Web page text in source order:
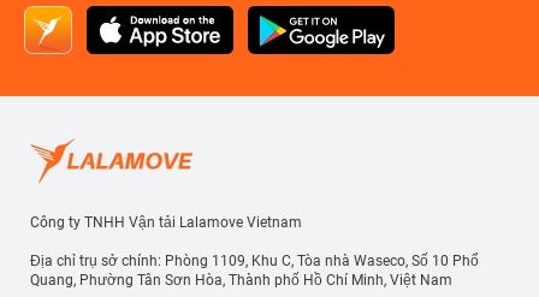
Công ty TNHH Vận tải Lalamove Vietnam
Địa chỉ trụ sở chính: Phòng 1109, Khu C, Tòa nhà Waseco, Số 10 Phổ
Quang, Phường Tân Sơn Hòa, Thành phố Hồ Chí Minh, Việt Nam